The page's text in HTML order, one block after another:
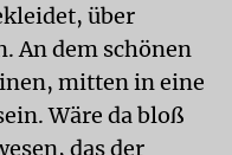
über
An dem schönen
mitten in eine
Wäre da bloß
das der